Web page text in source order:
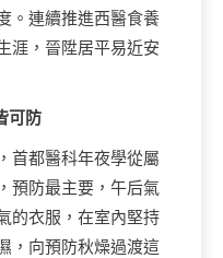
。連續推進西醫食養
涯，晉陞居平易近安
可防
首都醫科年夜學從屬
預防最主要，午后氣
的衣服，在室內堅持
，向預防秋燥過渡這